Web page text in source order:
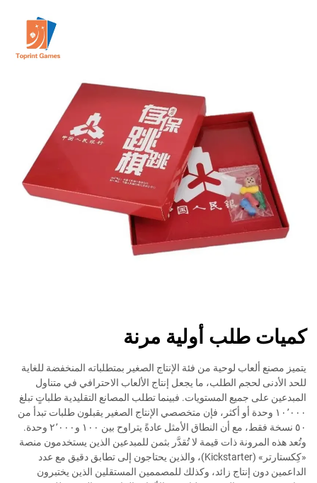
كميات طلب أولية مرنة
يتميز مصنع ألعاب لوحية من فئة الإنتاج الصغير بمتطلباته المنخفضة للغاية
للحد الأدنى لحجم الطلب، ما يجعل إنتاج الألعاب الاحترافي في متناول
المبدعين على جميع المستويات. فبينما تطلب المصانع التقليدية طلباتٍ تبلغ
١٠٬٠٠٠ وحدة أو أكثر، فإن متخصصي الإنتاج الصغير يقبلون طلبات تبدأ من
٥٠ نسخة فقط، مع أن النطاق الأمثل عادةً يتراوح بين ١٠٠ و٢٬٠٠٠ وحدة.
وتُعد هذه المرونة ذات قيمة لا تُقدَّر بثمن للمبدعين الذين يستخدمون منصة
«كِكستارتر» (Kickstarter)، والذين يحتاجون إلى تطابق دقيق مع عدد
الداعمين دون إنتاج زائد، وكذلك للمصممين المستقلين الذين يختبرون